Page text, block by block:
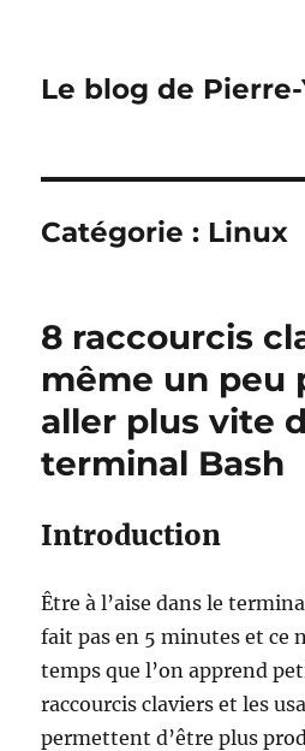
Le blog de Pierre-
Catégorie : Linux
8 raccourcis
même un peu
aller plus vite
terminal Bash
Introduction
Être à l’aise dans le
fait pas en 5 minutes et ce
temps que l’on apprend
raccourcis claviers et les
permettent d’être plus